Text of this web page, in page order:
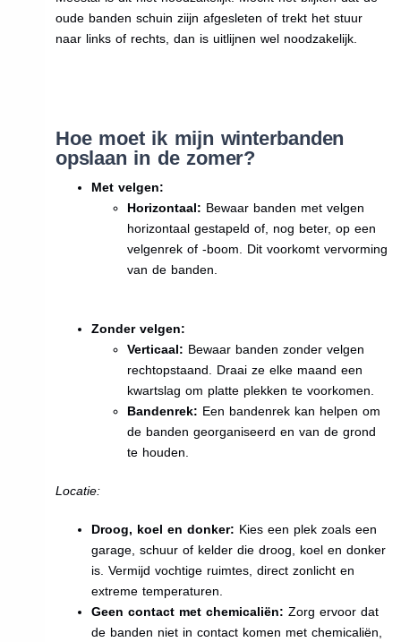
oude banden schuin ziijn afgesleten of trekt het stuur
naar links of rechts, dan is uitlijnen wel noodzakelijk.
Hoe moet ik mijn winterbanden
opslaan in de zomer?
Met velgen:
Horizontaal: Bewaar banden met velgen
horizontaal gestapeld of, nog beter, op een
velgenrek of -boom. Dit voorkomt vervorming
van de banden.
Zonder velgen:
Verticaal: Bewaar banden zonder velgen
rechtopstaand. Draai ze elke maand een
kwartslag om platte plekken te voorkomen.
Bandenrek: Een bandenrek kan helpen om
de banden georganiseerd en van de grond
te houden.
Locatie:
Droog, koel en donker: Kies een plek zoals een
garage, schuur of kelder die droog, koel en donker
is. Vermijd vochtige ruimtes, direct zonlicht en
extreme temperaturen.
Geen contact met chemicaliën: Zorg ervoor dat
de banden niet in contact komen met chemicaliën,